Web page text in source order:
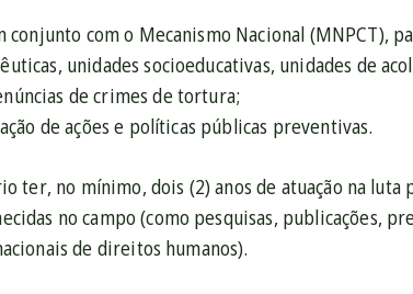
conjunto com o Mecanismo Nacional (MNPCT),
unidades socioeducativas, unidades de
de crimes de tortura;
de ações e políticas públicas preventivas.
ter, no mínimo, dois (2) anos de atuação na
no campo (como pesquisas, publicações,
de direitos humanos).